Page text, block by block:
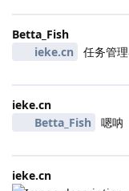
Betta_Fish
ieke.​cn
任务管
ieke.​cn
Betta_Fish
嗯呐
ieke.​cn